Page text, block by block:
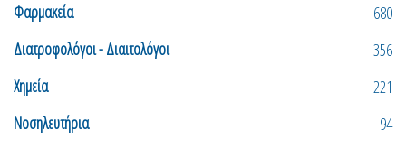
Φαρμακεία
680
Διατροφολόγοι - Διαιτολόγοι
356
Χημεία
221
Νοσηλευτήρια
94